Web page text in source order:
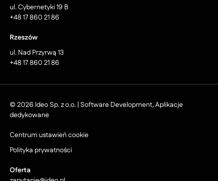
ul. Cybernetyki 19 B
+48 17 860 21 86
Rzeszów
ul. Nad Przyrwą 13
+48 17 860 21 86
© 2026 Ideo Sp. z o.o. | Software Development, Aplikacje
dedykowane
Centrum ustawień cookie
Polityka prywatności
Oferta